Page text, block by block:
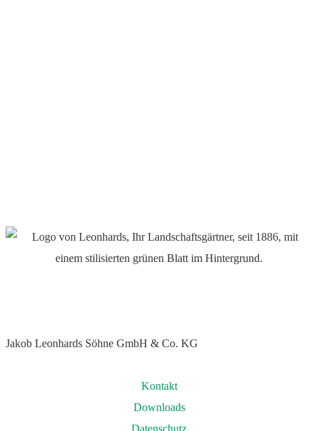
Jakob Leonhards Söhne GmbH & Co. KG
Kontakt
Downloads